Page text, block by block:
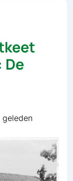
De